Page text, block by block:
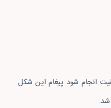
انجام شود پیغام این شکل
شد.